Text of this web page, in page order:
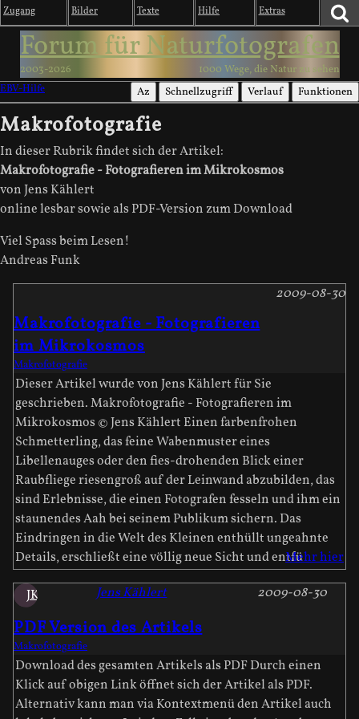
Zugang Bilder Texte Hilfe Extras
Forum für Naturfotografen
2003-2026
1000 Wege, die Natur zu sehen
EBV-Hilfe
Az Schnellzugriff Verlauf Funktionen
Makrofotografie
In dieser Rubrik findet sich der Artikel:
Makrofotografie - Fotografieren im Mikrokosmos
von Jens Kählert
online lesbar sowie als PDF-Version zum Download
Viel Spass beim Lesen!
Andreas Funk
Makrofotografie - Fotografieren
im Mikrokosmos
2009-08-30
Makrofotografie
Dieser Artikel wurde von Jens Kählert für Sie
geschrieben. Makrofotografie - Fotografieren im
Mikrokosmos © Jens Kählert Einen farbenfrohen
Schmetterling, das feine Wabenmuster eines
Libellenauges oder den fies-drohenden Blick einer
Raubfliege riesengroß auf der Leinwand abzubilden, das
sind Erlebnisse, die einen Fotografen fesseln und ihm ein
staunendes Aah bei seinem Publikum sichern. Das
Eindringen in die Welt des Kleinen enthüllt ungeahnte
Details, erschließt eine völlig neue Sicht und entfüMehr hier
JK
PDF Version des Artikels
2009-08-30
Jens Kählert
Makrofotografie
Download des gesamten Artikels als PDF Durch einen
Klick auf obigen Link öffnet sich der Artikel als PDF.
Alternativ kann man via Kontextmenü den Artikel auch